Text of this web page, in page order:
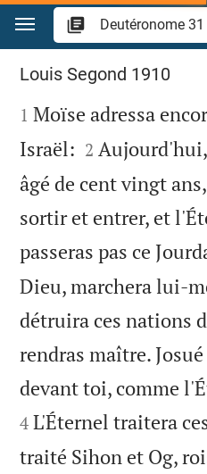
Aller vers contenu
Deutéronome 31
Louis Segond 1910

1 Moïse adressa
Israël: 

2
âgé de cent vingt
sortir et entrer, et
passeras pas ce
Dieu, marchera lui-
détruira ces nations
rendras maître.
devant toi, comme
4 L'Éternel traitera
traité Sihon et Og,